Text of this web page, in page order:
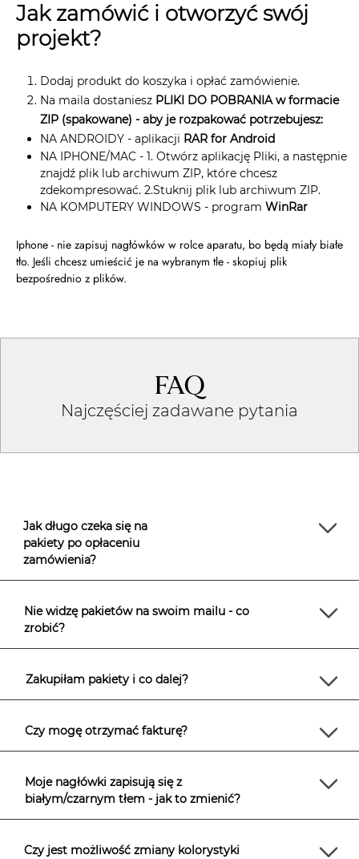
Dodaj produkt do koszyka i opłać zamówienie.
Na maila dostaniesz PLIKI DO POBRANIA w formacie
ZIP (spakowane) - aby je rozpakować potrzebujesz:
NA ANDROIDY - aplikacji RAR for Android
NA IPHONE/MAC - 1. Otwórz aplikację Pliki, a następnie
znajdź plik lub archiwum ZIP, które chcesz
zdekompresować. 2.Stuknij plik lub archiwum ZIP.
NA KOMPUTERY WINDOWS - program WinRar​​​​​​
Iphone - nie zapisuj nagłówków w rolce aparatu, bo będą miały białe
tło. Jeśli chcesz umieścić je na wybranym tle - skopiuj plik
bezpośrednio z plików.
Jak zamówić i otworzyć swój
projekt?
FAQ
Najczęściej zadawane pytania
Jak długo czeka się na
pakiety po opłaceniu
zamówienia?
Nie widzę pakietów na swoim mailu - co
zrobić?
Zakupiłam pakiety i co dalej?
Czy mogę otrzymać fakturę?
Moje nagłówki zapisują się z
białym/czarnym tłem - jak to zmienić?
Czy jest możliwość zmiany kolorystyki